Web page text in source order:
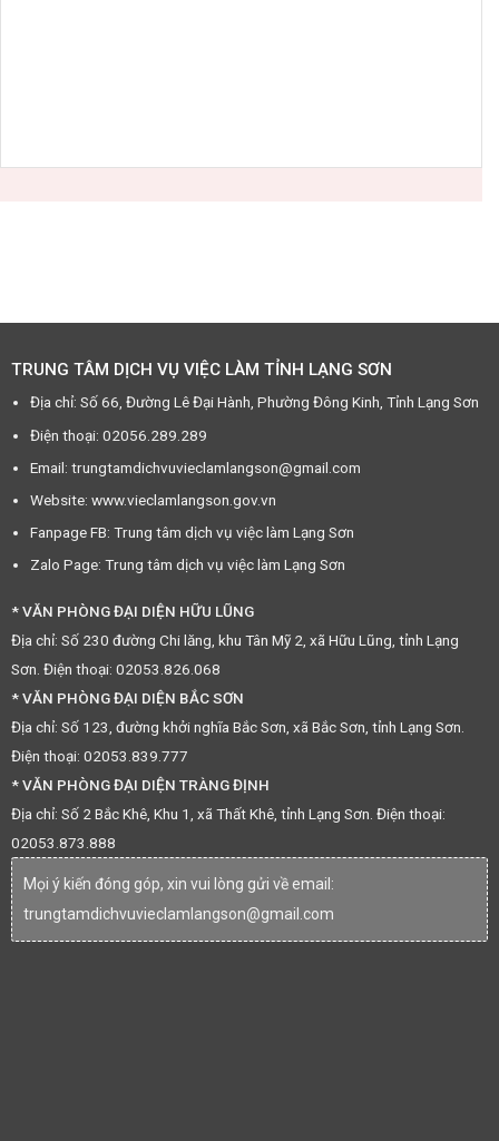
TRUNG TÂM DỊCH VỤ VIỆC LÀM TỈNH LẠNG SƠN
Địa chỉ: Số 66, Đường Lê Đại Hành, Phường Đông Kinh, Tỉnh Lạng Sơn
Điện thoại: 02056.289.289
Email: trungtamdichvuvieclamlangson@gmail.com
Website: www.vieclamlangson.gov.vn
Fanpage FB: Trung tâm dịch vụ việc làm Lạng Sơn
Zalo Page: Trung tâm dịch vụ việc làm Lạng Sơn
* VĂN PHÒNG ĐẠI DIỆN HỮU LŨNG
Địa chỉ: Số 230 đường Chi lăng, khu Tân Mỹ 2, xã Hữu Lũng, tỉnh Lạng
Sơn. Điện thoại: 02053.826.068
* VĂN PHÒNG ĐẠI DIỆN BẮC SƠN
Địa chỉ: Số 123, đường khởi nghĩa Bắc Sơn, xã Bắc Sơn, tỉnh Lạng Sơn.
Điện thoại: 02053.839.777
* VĂN PHÒNG ĐẠI DIỆN TRÀNG ĐỊNH
Địa chỉ: Số 2 Bắc Khê, Khu 1, xã Thất Khê, tỉnh Lạng Sơn. Điện thoại:
02053.873.888
Mọi ý kiến đóng góp, xin vui lòng gửi về email:
trungtamdichvuvieclamlangson@gmail.com